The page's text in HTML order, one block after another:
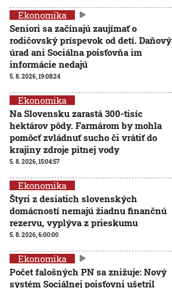
Ekonomika
Seniori sa začínajú zaujímať o
rodičovský príspevok od detí. Daňový
úrad ani Sociálna poisťovňa im
informácie nedajú
5. 8. 2026, 19:08:24
Ekonomika
Na Slovensku zarastá 300-tisíc
hektárov pôdy. Farmárom by mohla
pomôcť zvládnuť sucho či vrátiť do
krajiny zdroje pitnej vody
5. 8. 2026, 15:04:57
Ekonomika
Štyri z desiatich slovenských
domácností nemajú žiadnu finančnú
rezervu, vyplýva z prieskumu
5. 8. 2026, 6:00:00
Ekonomika
Počet falošných PN sa znižuje: Nový
systém Sociálnej poisťovni ušetril